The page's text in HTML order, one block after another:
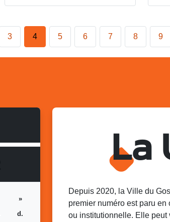
3 4 5 6 7 8 9
»
d.
La
Depuis 2020, la Ville du
premier numéro est paru
ou institutionnelle. Elle peut